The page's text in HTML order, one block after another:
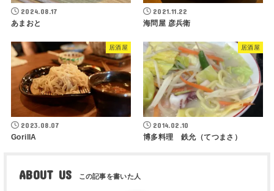
2024.08.17
あまおと
2021.11.22
海問屋 彦兵衛
居酒屋
2023.08.07
GorillA
居酒屋
2014.02.10
博多料理 鉄允（てつまさ）
ABOUT US